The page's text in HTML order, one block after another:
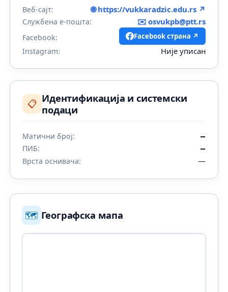
Веб-сајт: 🌐 https://vukkaradzic.edu.rs ↗
Службена е-пошта: ✉️ osvukpb@ptt.rs
Facebook: Facebook страна ↗
Instagram: Није уписан
📋 Идентификација и системски
подаци
Матични број: —
ПИБ: —
Врста оснивача: —
🗺️ Географска мапа